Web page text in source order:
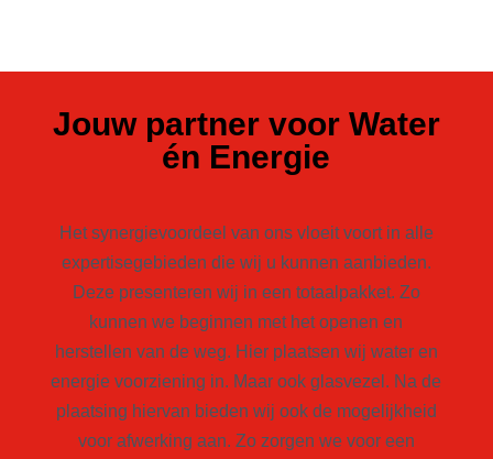
Jouw partner voor Water
én Energie
Het synergievoordeel van ons vloeit voort in alle
expertisegebieden die wij u kunnen aanbieden.
Deze presenteren wij in een totaalpakket. Zo
kunnen we beginnen met het openen en
herstellen van de weg. Hier plaatsen wij water en
energie voorziening in. Maar ook glasvezel. Na de
plaatsing hiervan bieden wij ook de mogelijkheid
voor afwerking aan. Zo zorgen we voor een